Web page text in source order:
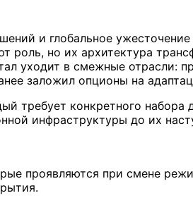
и глобальное
роль, но их архитектура
уходит в смежные отрасли:
заложил опционы на
требует конкретного набора
инфраструктуры до их
проявляются при смене